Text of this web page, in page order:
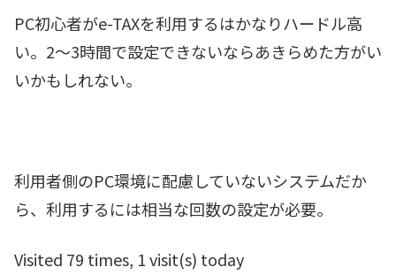
PC初心者がe-TAXを利用するはかなりハードル高
い。2～3時間で設定できないならあきらめた方がい
いかもしれない。
利用者側のPC環境に配慮していないシステムだか
ら、利用するには相当な回数の設定が必要。
Visited 79 times, 1 visit(s) today